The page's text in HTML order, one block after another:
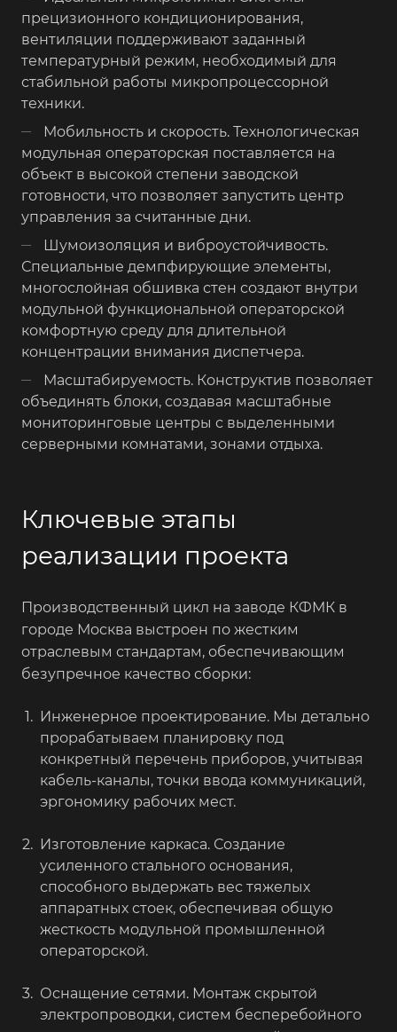
прецизионного кондиционирования,
вентиляции поддерживают заданный
температурный режим, необходимый для
стабильной работы микропроцессорной
техники.
Мобильность и скорость. Технологическая
модульная операторская поставляется на
объект в высокой степени заводской
готовности, что позволяет запустить центр
управления за считанные дни.
Шумоизоляция и виброустойчивость.
Специальные демпфирующие элементы,
многослойная обшивка стен создают внутри
модульной функциональной операторской
комфортную среду для длительной
концентрации внимания диспетчера.
Масштабируемость. Конструктив позволяет
объединять блоки, создавая масштабные
мониторинговые центры с выделенными
серверными комнатами, зонами отдыха.
Ключевые этапы
реализации проекта
Производственный цикл на заводе КФМК в
городе Москва выстроен по жестким
отраслевым стандартам, обеспечивающим
безупречное качество сборки:
Инженерное проектирование. Мы детально
прорабатываем планировку под
конкретный перечень приборов, учитывая
кабель-каналы, точки ввода коммуникаций,
эргономику рабочих мест.
Изготовление каркаса. Создание
усиленного стального основания,
способного выдержать вес тяжелых
аппаратных стоек, обеспечивая общую
жесткость модульной промышленной
операторской.
Оснащение сетями. Монтаж скрытой
электропроводки, систем бесперебойного